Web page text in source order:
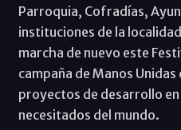
Parroquia, Cofradías,
instituciones de la
marcha de nuevo este
campaña de Manos
proyectos de desarrollo en
necesitados del mundo.